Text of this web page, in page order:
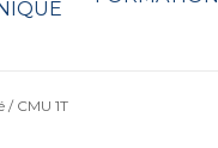
/ CMU 1T